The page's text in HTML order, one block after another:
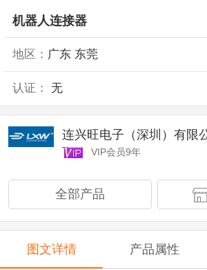
机器人连接器
地区： 广东 东莞
认证： 无
连兴旺电子（深圳）有限
VIP会员9年
全部产品
图文详情 产品属性